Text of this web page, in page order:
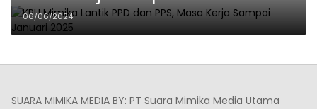
06/06/2024
SUARA MIMIKA MEDIA BY: PT Suara Mimika Media Utama